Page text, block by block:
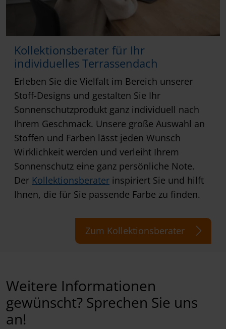
Kollektionsberater für Ihr
individuelles Terrassendach
Erleben Sie die Vielfalt im Bereich unserer
Stoff-Designs und gestalten Sie Ihr
Sonnenschutzprodukt ganz individuell nach
Ihrem Geschmack. Unsere große Auswahl an
Stoffen und Farben lässt jeden Wunsch
Wirklichkeit werden und verleiht Ihrem
Sonnenschutz eine ganz persönliche Note.
Der Kollektionsberater inspiriert Sie und hilft
Ihnen, die für Sie passende Farbe zu finden.
Zum Kollektionsberater
Weitere Informationen
gewünscht? Sprechen Sie uns
an!